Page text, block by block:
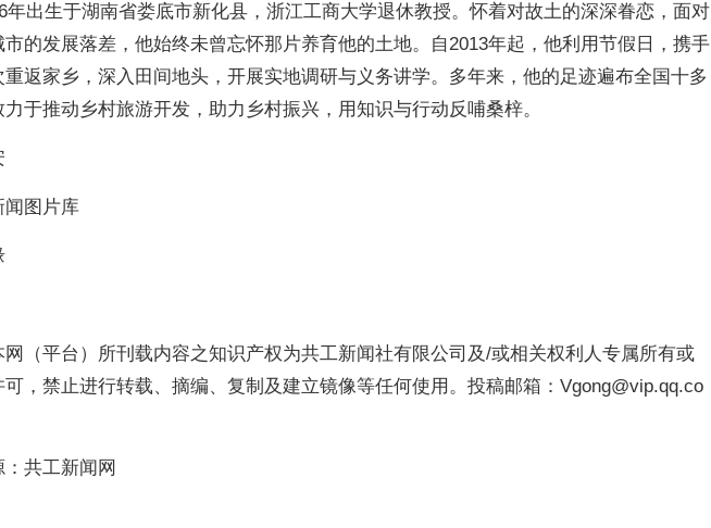
年出生于湖南省娄底市新化县，浙江工商大学退休教授。怀着对故土的深深眷恋，面对
市的发展落差，他始终未曾忘怀那片养育他的土地。自2013年起，他利用节假日，携手
返家乡，深入田间地头，开展实地调研与义务讲学。多年来，他的足迹遍布全国十多
于推动乡村旅游开发，助力乡村振兴，用知识与行动反哺桑梓。
闻图片库
网（平台）所刊载内容之知识产权为共工新闻社有限公司及/或相关权利人专属所有或
，禁止进行转载、摘编、复制及建立镜像等任何使用。投稿邮箱：Vgong@vip.qq.co
共工新闻网